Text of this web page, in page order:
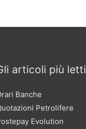
articoli più letti
Banche
Petrolifere
Evolution